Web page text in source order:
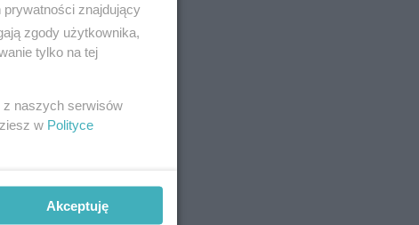
znajdujący
zgody użytkownika,
tylko na tej
z naszych serwisów
w Polityce
Akceptuję